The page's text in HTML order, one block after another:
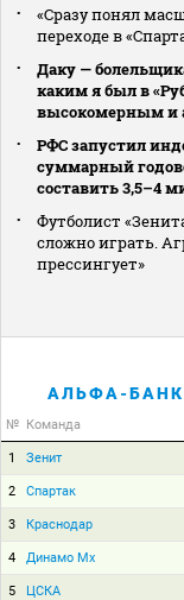
«Сразу понял
переходе в
Даку —
каким я был в
высокомерным и
РФС запустил
суммарный
составить 3,5–4
Футболист
сложно играть.
прессингует»
АЛЬФА-БАНК
№ Команда
1 Зенит
2 Спартак
3 Краснодар
4 Динамо Мх
5 ЦСКА